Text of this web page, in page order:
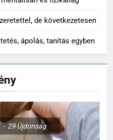
de következetesen
ápolás, tanítás egyben
29Újdonság